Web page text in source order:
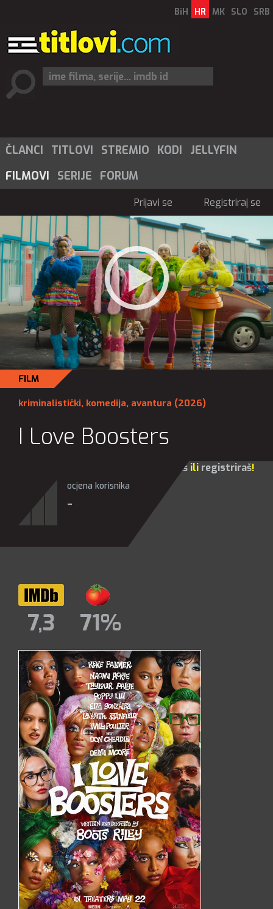
BiH HR MK SLO SRB
ČLANCI TITLOVI STREMIO KODI
JELLYFIN
FILMOVI
SERIJE FORUM
Prijavi se Registriraj se
FILM
kriminalistički, komedija, avantura (2026)
I Love Boosters
prijaviš ili registriraš!
ocjena korisnika
-
7,3 71%